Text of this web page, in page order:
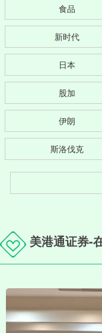
食品
新时代
日本
股加
伊朗
斯洛伐克
美港通证券-